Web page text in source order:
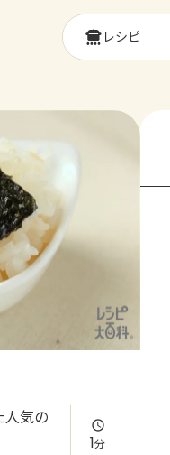
レシピ
人気の
1分